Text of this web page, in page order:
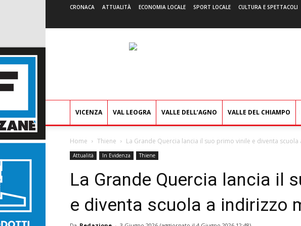
CRONACA ATTUALITÀ ECONOMIA LOCALE SPORT LOCALE CULTURA E SPETTACOLI
VICENZA VAL LEOGRA VALLE DELL’AGNO VALLE DEL CHIAMPO
Home Thiene La Grande Quercia lancia il suo primo vinile e diventa scuola
Attualità In Evidenza Thiene
La Grande Quercia lancia il
e diventa scuola a indirizzo